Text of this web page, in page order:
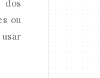
ou